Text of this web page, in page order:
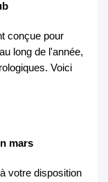
conçue pour
long de l'année,
Voici
mars
votre disposition